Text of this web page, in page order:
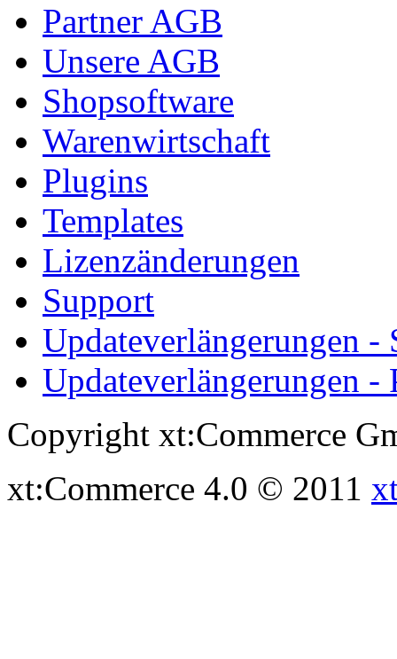
Partner AGB
Unsere AGB
Shopsoftware
Warenwirtschaft
Plugins
Templates
Lizenzänderungen
Support
Updateverlängerungen -
Updateverlängerungen -
Copyright xt:Commerce
xt:Commerce 4.0 © 2011